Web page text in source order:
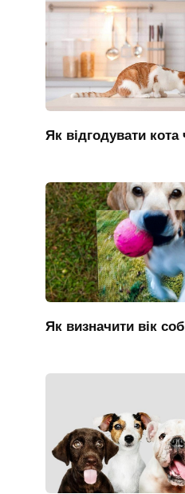
Як відгодувати кота
Як визначити вік